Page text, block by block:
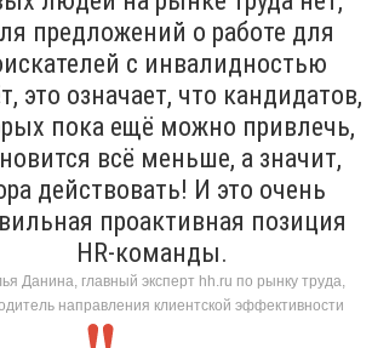
предложений о работе для
с инвалидностью
это означает, что кандидатов,
пока ещё можно привлечь,
всё меньше, а значит,
действовать! И это очень
проактивная позиция
HR-команды.
Данина, главный эксперт hh.ru по рынку труда,
направления клиентской эффективности